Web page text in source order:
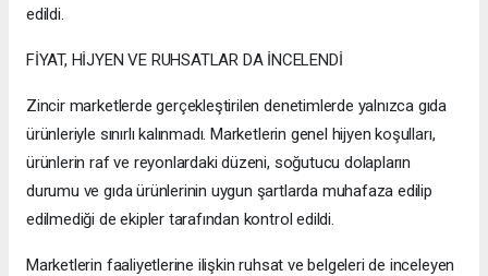
edildi.
FİYAT, HİJYEN VE RUHSATLAR DA İNCELENDİ
Zincir marketlerde gerçekleştirilen denetimlerde yalnızca gıda
ürünleriyle sınırlı kalınmadı. Marketlerin genel hijyen koşulları,
ürünlerin raf ve reyonlardaki düzeni, soğutucu dolapların
durumu ve gıda ürünlerinin uygun şartlarda muhafaza edilip
edilmediği de ekipler tarafından kontrol edildi.
Marketlerin faaliyetlerine ilişkin ruhsat ve belgeleri de inceleyen